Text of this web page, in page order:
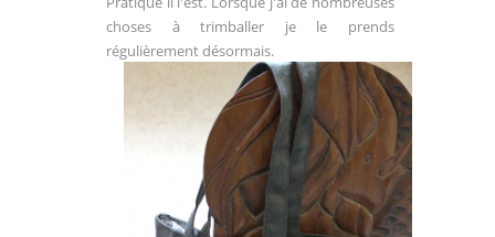
choses à trimballer je le prends
régulièrement désormais.